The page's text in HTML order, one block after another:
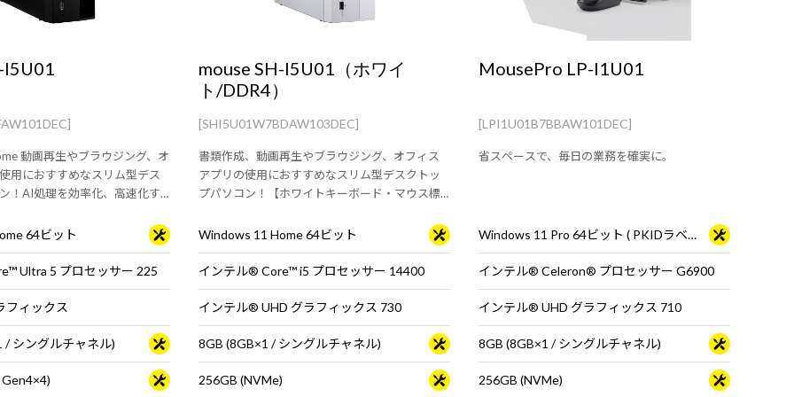
I5U01
動画再生やブラウジング、オ
用におすすめなスリム型デス
！AI処理を効率化、高速化す
64ビット
Ultra 5 プロセッサー 225
フィックス
/ シングルチャネル)
mouse SH-I5U01（ホワイ
ト/DDR4）
[SHI5U01W7BDAW103DEC]
書類作成、動画再生やブラウジング、オフィス
アプリの使用におすすめなスリム型デスクトッ
プパソコン！【ホワイトキーボード・マウス標
Windows 11 Home 64ビット
インテル® Core™ i5 プロセッサー 14400
インテル® UHD グラフィックス 730
8GB (8GB×1 / シングルチャネル)
256GB (NVMe)
MousePro LP-I1U01
[LPI1U01B7BBAW101DEC]
省スペースで、毎日の業務を確実に。
Windows 11 Pro 64ビット ( PKIDラベル貼付対応 )
インテル® Celeron® プロセッサー G6900
インテル® UHD グラフィックス 710
8GB (8GB×1 / シングルチャネル)
256GB (NVMe)